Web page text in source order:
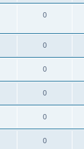
0
0
0
0
0
0